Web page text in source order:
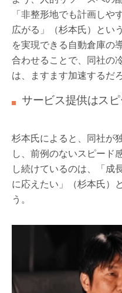
「非整形地でも計画し
広がる」（杉本氏）とい
を実現できる自動倉庫の
合わせることで、同社の
は、ますます加速するだろ
サービス提供はス
杉本氏によると、同社が
し、前例のないスピード
し続けているのは、「成
に応えたい」（杉本氏）
う。